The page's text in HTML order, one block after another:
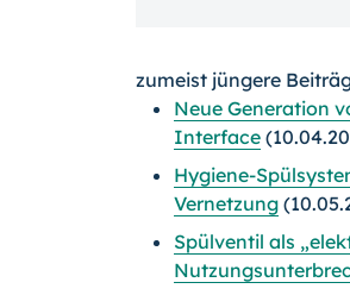
zumeist jüngere
Neue Generation
Interface
Hygiene-
Vernetzung
Spülventil als